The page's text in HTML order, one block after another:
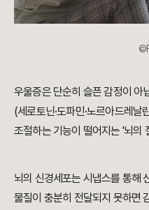
우울증은 단순히 슬픈 감정이 아
(세로토닌·도파민·노르아드레
조절하는 기능이 떨어지는 '뇌의
뇌의 신경세포는 시냅스를 통해
물질이 충분히 전달되지 못하면